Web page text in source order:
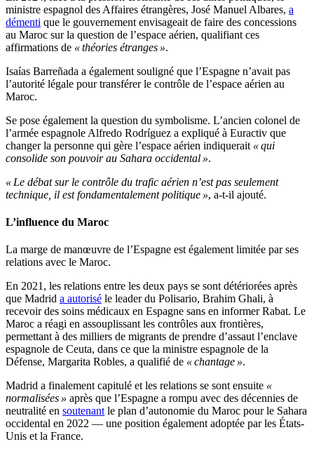
ministre espagnol des Affaires étrangères, José Manuel Albares, a
démenti que le gouvernement envisageait de faire des concessions
au Maroc sur la question de l’espace aérien, qualifiant ces
affirmations de « théories étranges ».
Isaías Barreñada a également souligné que l’Espagne n’avait pas
l’autorité légale pour transférer le contrôle de l’espace aérien au
Maroc.
Se pose également la question du symbolisme. L’ancien colonel de
l’armée espagnole Alfredo Rodríguez a expliqué à Euractiv que
changer la personne qui gère l’espace aérien indiquerait « qui
consolide son pouvoir au Sahara occidental ».
« Le débat sur le contrôle du trafic aérien n’est pas seulement
technique, il est fondamentalement politique », a-t-il ajouté.
L’influence du Maroc
La marge de manœuvre de l’Espagne est également limitée par ses
relations avec le Maroc.
En 2021, les relations entre les deux pays se sont détériorées après
que Madrid a autorisé le leader du Polisario, Brahim Ghali, à
recevoir des soins médicaux en Espagne sans en informer Rabat. Le
Maroc a réagi en assouplissant les contrôles aux frontières,
permettant à des milliers de migrants de prendre d’assaut l’enclave
espagnole de Ceuta, dans ce que la ministre espagnole de la
Défense, Margarita Robles, a qualifié de « chantage ».
Madrid a finalement capitulé et les relations se sont ensuite «
normalisées » après que l’Espagne a rompu avec des décennies de
neutralité en soutenant le plan d’autonomie du Maroc pour le Sahara
occidental en 2022 — une position également adoptée par les États-
Unis et la France.